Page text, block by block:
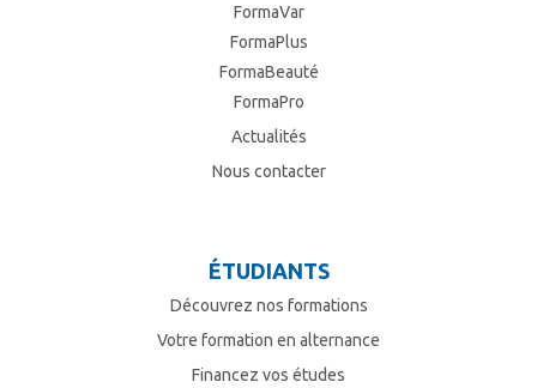
FormaVar
FormaPlus
FormaBeauté
FormaPro
Actualités
Nous contacter
ÉTUDIANTS
Découvrez nos formations
Votre formation en alternance
Financez vos études